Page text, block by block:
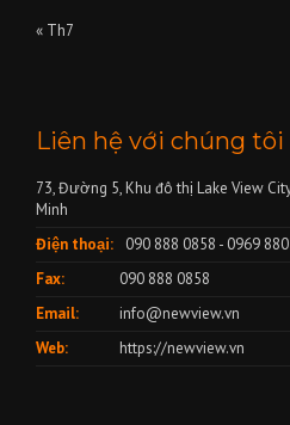
« Th7
Liên hệ với chúng tôi
73, Đường 5, Khu đô thị Lake View
Minh
Điện thoại:
090 888 0858 - 0969
Fax:
090 888 0858
Email:
info@newview.vn
Web:
https://newview.vn